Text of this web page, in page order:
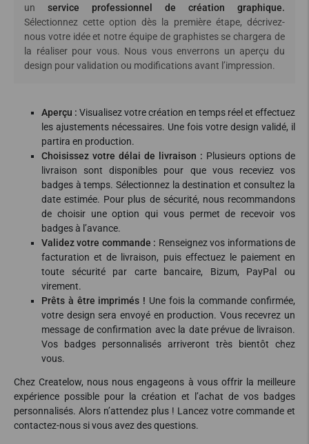
un service professionnel de création graphique.
Sélectionnez cette option dès la première étape, décrivez-
nous votre idée et notre équipe de graphistes se chargera de
la réaliser pour vous. Nous vous enverrons un aperçu du
design pour validation ou modifications avant l’impression.
Aperçu : Visualisez votre création en temps réel et effectuez
les ajustements nécessaires. Une fois votre design validé, il
partira en production.
Choisissez votre délai de livraison : Plusieurs options de
livraison sont disponibles pour que vous receviez vos
badges à temps. Sélectionnez la destination et consultez la
date estimée. Pour plus de sécurité, nous recommandons
de choisir une option qui vous permet de recevoir vos
badges à l’avance.
Validez votre commande : Renseignez vos informations de
facturation et de livraison, puis effectuez le paiement en
toute sécurité par carte bancaire, Bizum, PayPal ou
virement.
Prêts à être imprimés ! Une fois la commande confirmée,
votre design sera envoyé en production. Vous recevrez un
message de confirmation avec la date prévue de livraison.
Vos badges personnalisés arriveront très bientôt chez
vous.
Chez Createlow, nous nous engageons à vous offrir la meilleure
expérience possible pour la création et l’achat de vos badges
personnalisés. Alors n’attendez plus ! Lancez votre commande et
contactez-nous si vous avez des questions.